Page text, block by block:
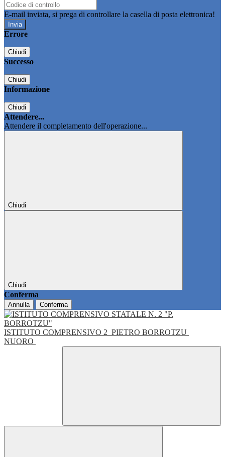
E-mail inviata, si prega di controllare la casella di posta elettronica!
Errore
Chiudi
Successo
Chiudi
Informazione
Chiudi
Attendere...
Attendere il completamento dell'operazione...
Chiudi
Chiudi
Conferma
Annulla Conferma
ISTITUTO COMPRENSIVO 2 PIETRO BORROTZU
NUORO